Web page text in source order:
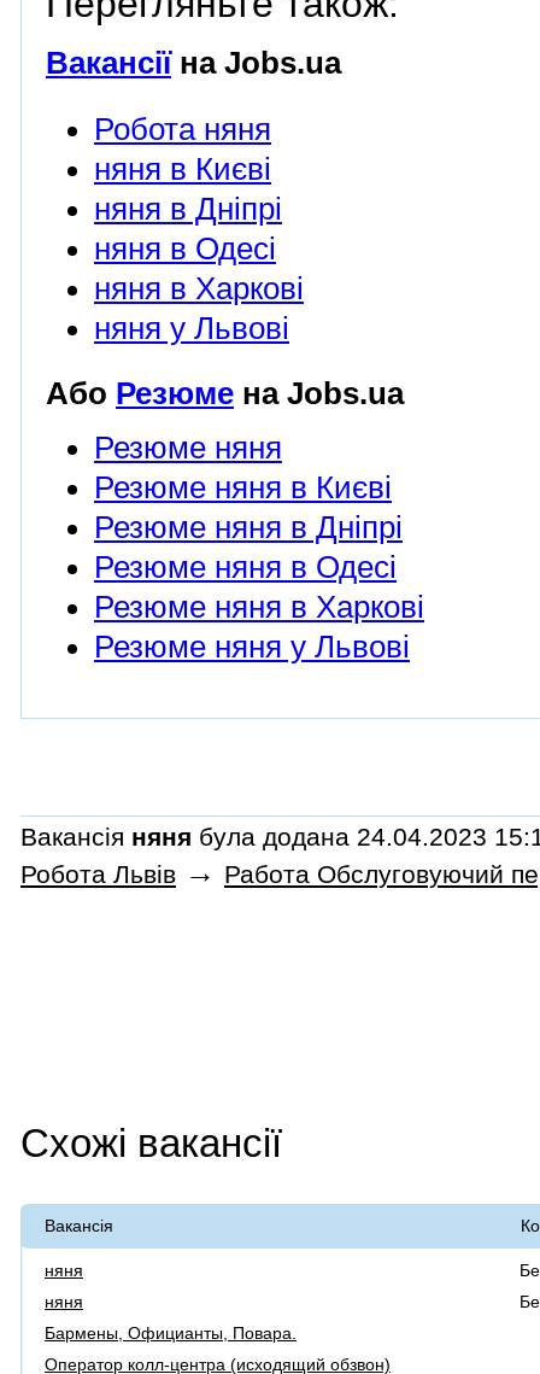
Вакансіїна Jobs.ua
Робота няня
няня в Києві
няня в Дніпрі
няня в Одесі
няня в Харкові
няня у Львові
Або Резюме на Jobs.ua
Резюме няня
Резюме няня в Києві
Резюме няня в Дніпрі
Резюме няня в Одесі
Резюме няня в Харкові
Резюме няня у Львові
Вакансія няня була додана 24.04.2023
Робота Львів → Работа Обслуговуючий
Схожі вакансії
Вакансія
няня
няня
Бармены, Официанты, Повара.
Оператор колл-центра (исходящий обзвон)